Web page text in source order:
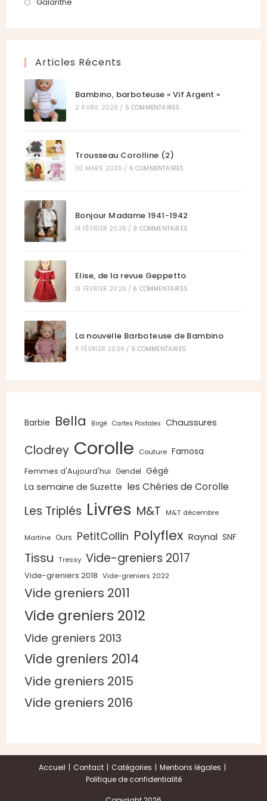
Galanthe
onglet
Articles Récents
Bambino, barboteuse « Vif Argent »
2 AVRIL 2026 / 5 COMMENTAIRES
Trousseau Corolline (2)
30 MARS 2026 / 6 COMMENTAIRES
Bonjour Madame 1941-1942
14 FÉVRIER 2026 / 9 COMMENTAIRES
Elise, de la revue Geppetto
13 FÉVRIER 2026 / 6 COMMENTAIRES
La nouvelle Barboteuse de Bambino
11 FÉVRIER 2026 / 9 COMMENTAIRES
Barbie Bella Birgé Cartes Postales Chaussures
Clodrey Corolle Couture Famosa
Femmes d'Aujourd'hui Gendel Gégé
La semaine de Suzette les Chéries de Corolle
Les Triplés Livres M&T M&T décembre
Martine Ours PetitCollin Polyflex Raynal SNF
Tissu Tressy Vide-greniers 2017
Vide-greniers 2018 Vide-greniers 2022
Vide greniers 2011
Vide greniers 2012
Vide greniers 2013
Vide greniers 2014
Vide greniers 2015
Vide greniers 2016
Accueil Contact Catégories
Mentions légales
Politique de confidentialité